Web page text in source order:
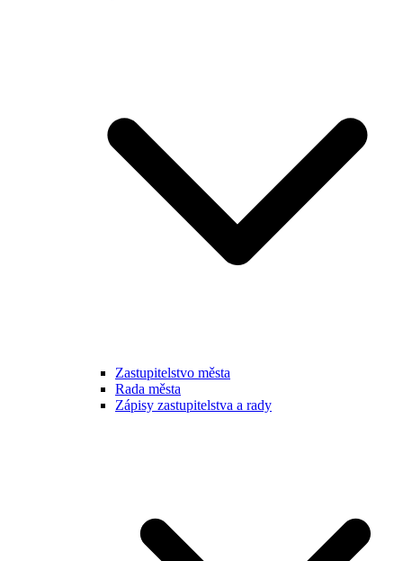
Zastupitelstvo města
Rada města
Zápisy zastupitelstva a rady